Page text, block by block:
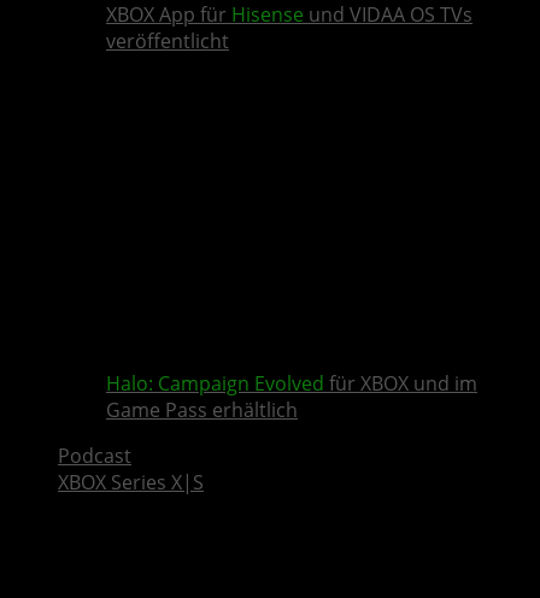
XBOX App für Hisense und VIDAA OS TVs
veröffentlicht
Halo: Campaign Evolved für XBOX und im
Game Pass erhältlich
Podcast
XBOX Series X|S